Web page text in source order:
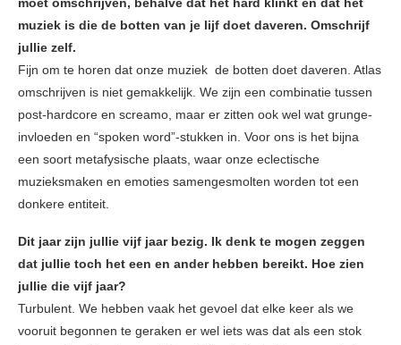
moet omschrijven, behalve dat het hard klinkt en dat het
muziek is die de botten van je lijf doet daveren. Omschrijf
jullie zelf.
Fijn om te horen dat onze muziek de botten doet daveren. Atlas
omschrijven is niet gemakkelijk. We zijn een combinatie tussen
post-hardcore en screamo, maar er zitten ook wel wat grunge-
invloeden en “spoken word”-stukken in. Voor ons is het bijna
een soort metafysische plaats, waar onze eclectische
muzieksmaken en emoties samengesmolten worden tot een
donkere entiteit.
Dit jaar zijn jullie vijf jaar bezig. Ik denk te mogen zeggen
dat jullie toch het een en ander hebben bereikt. Hoe zien
jullie die vijf jaar?
Turbulent. We hebben vaak het gevoel dat elke keer als we
vooruit begonnen te geraken er wel iets was dat als een stok